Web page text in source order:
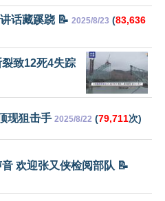
话藏蹊跷 📝 2025/8/23 (83,636
致12死4失踪
现狙击手 2025/8/22 (79,711次)
欢迎张又侠检阅部队 📝